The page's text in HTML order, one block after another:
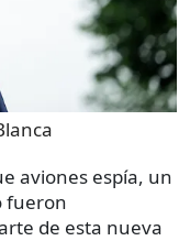
aviones espía, un
fueron
de esta nueva